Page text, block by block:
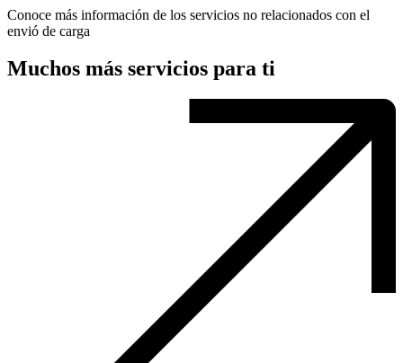
Conoce más información de los servicios no relacionados con el
envió de carga
Muchos más servicios para ti